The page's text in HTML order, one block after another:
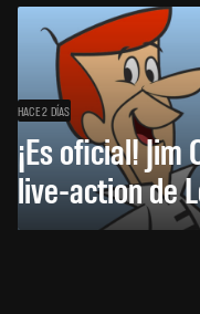
HACE 2 DÍAS
¡Es oficial!
live-action de